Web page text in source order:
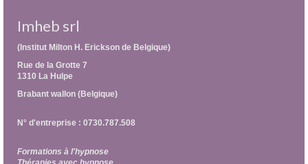
Imheb srl
(Institut Milton H. Erickson de Belgique)
Rue de la Grotte 7
1310 La Hulpe
Brabant wallon (Belgique)
N° d'entreprise : 0730.787.508
Formations à l'hypnose
Thérapies avec hypnose